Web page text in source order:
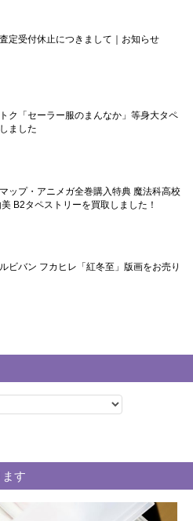
定受付休止につきまして｜お知らせ
ク「セーラー服のまんなか」等身大タペ
ました
ップ・アニメガ全巻購入特典 魔法科高校
B2タペストリーを買取しました！
ビバン フカヒレ「紅冬至」版画をお売り
す